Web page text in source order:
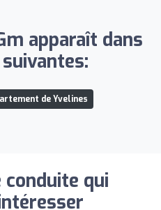
apparaît dans
de Yvelines
qui